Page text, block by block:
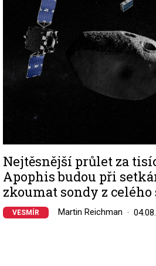
Nejtěsnější průlet za
Apophis budou při
zkoumat sondy z celého
VESMÍR Martin Reichman